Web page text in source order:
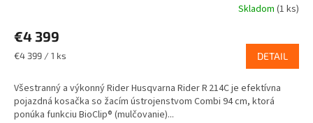
Skladom (1 ks)
€4 399
Jednotková
€4 399 / 1 ks DETAIL
Všestranný a výkonný Rider Husqvarna Rider R 214C je efektívna
pojazdná kosačka so žacím ústrojenstvom Combi 94 cm, ktorá
ponúka funkciu BioClip® (mulčovanie)...